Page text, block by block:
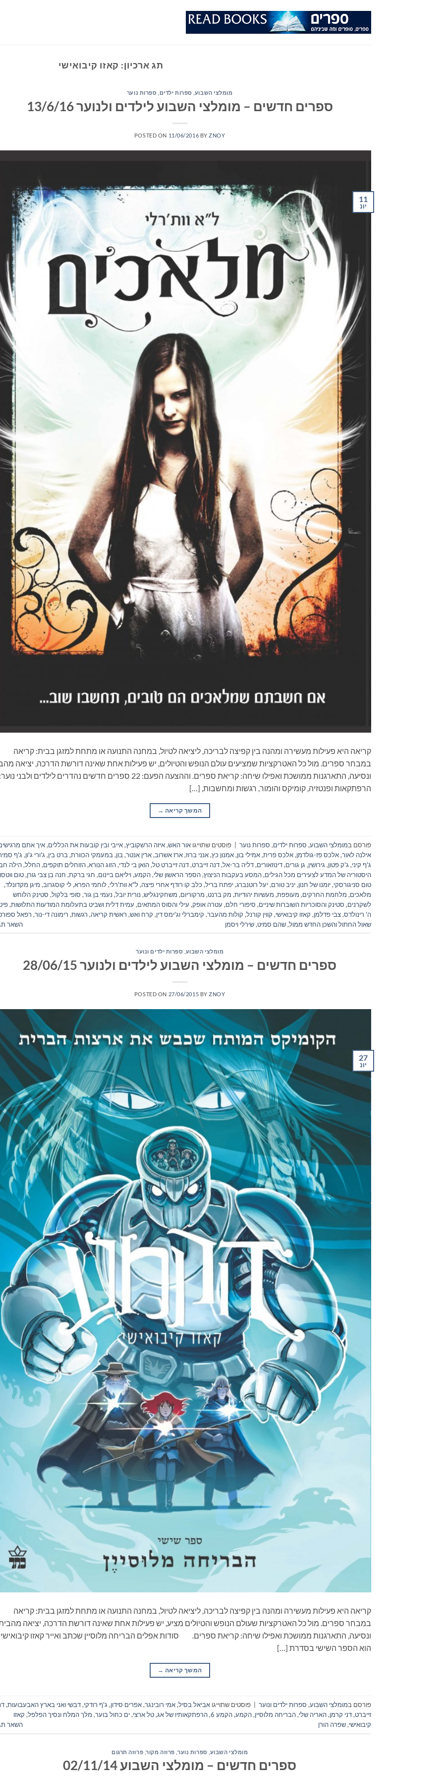
תג ארכיון: קאזו קיבואישי
מומלצי השבוע ספרות ילדים ספרות נוער
ספרים חדשים – מומלצי השבוע לילדים ולנוער 13/6/16
POSTED ON 11/06/2016 BYZNOY
11
יונ
קריאה היא פעילות מעשירה ומהנה בין קפיצה לבריכה, ליציאה לטיול, במחנה התנועה או מתחת למזגן בבית: קריאה
במבחר ספרים. מול כל האטרקציות שמציעים עולם הנופש והטיולים, יש פעילות אחת שאינה דורשת הדרכה, יציאה
ונסיעה, התארגנות ממושכת ואפילו שיחה: קריאת ספרים. וההצעה הפעם: 22 ספרים חדשים נהדרים לילדים ולבני נוער:
הרפתקאות ופנטזיה, קומיקס והומור, רגשות ומחשבות, […]
המשך קריאה →
פורסם במומלצי השבוע, ספרות ילדים, ספרות נוער פוסטים שתוייגו אור האש,איזה הרשקוביץ,אייבי ובין קובעות את הכללים,איך אתם
אילנה לאור,אלכס פז-גולדמן,אלכס פרית,אמילי בון,אמנון כץ,אנני ברוז,ארז אשרוב,ארין אנטר, בון, במעמקי הכוורת, ברט בין, ג'ורי ג'ון, ג'ף
ג'ף קיני, ג'ק פטון, גירושין, גן גורים,דינוזאורים,דליה בר-אל,דנה זייברט,דנה זייברט טל,הואן בי לנדי,הזוג הנורא,הזוחלים תוקפים,החלל,הילה
היסטוריה של המדע לצעירים מכל הגילים,המסע בעקבות הניצוץ,הספר הראשון שלי,הקמע,ויליאם ביינום, חגי ברקת, חנה בן צבי גורן,טום
טום סניגורסקי,יומנו של חנון,יניב טורם,יעל רוטנברג,יפתח בריל, כלב קו רודף אחרי פיצה,ל"א וות'רלי,לוחמי הפרא,לי קוסגרוב, מיגן מקדונלד,
מלאכים, מלחמת החרקים, מעופפת, מעשיות יהודיות, מק ברנט, מרקוריום, משחקינגליש, נורית יובל, נעמי בן גור, סופי בלקול, סטינק הלוחש
לשקרנים, סטינק והסוכריות השוברות שיניים, סיפורי חלם, עטרה אופק, עילי והסוס המתאים, עמית דלית ושביט בתעלומת המודעות התלושות,
ה' רינולדס,צבי פדלמן, קאזו קיבואישי, קווין קורנל, קולות מהעבר, קימברלי וג'ימס דין, קרח ואש, ראשית קריאה, רגשות, רימונה די-נור, רפאל
שאול החתול והשכן החדש ממול,שהם סמיט,שירלי ויסמן השאר
מומלצי השבוע ספרות ילדים ונוער
ספרים חדשים – מומלצי השבוע לילדים ולנוער 28/06/15
POSTED ON 27/06/2015 BYZNOY
27
יונ
קריאה היא פעילות מעשירה ומהנה בין קפיצה לבריכה, ליציאה לטיול, במחנה התנועה או מתחת למזגן בבית: קריאה
במבחר ספרים. מול כל האטרקציות שעולם הנופש והטיולים מציע, יש פעילות אחת שאינה דורשת הדרכה, יציאה
ונסיעה, התארגנות ממושכת ואפילו שיחה: קריאת ספרים. סודות אפלים הבריחה מלוסיין שכתב ואייר קאזו קיבואישי
הוא הספר השישי בסדרת […]
המשך קריאה →
פורסם במומלצי השבוע, ספרות ילדים ונוער פוסטים שתוייגו אביאל בסיל,אמי רובינגר,אפרים סידון, ג'ף רודקי,דבשי ואני בארץ האבעבועות,
זייברט,דני קרמן,האריה שלי,הבריחה מלוסיין,הקמע,הקמע 6 ,הרפתקאותיו של אג,טל ארצי,ים כחול בוער, מלך המלח ונסיך הפלפל, קאזו
קיבואישי,שפרה הורן השאר
מומלצי השבוע ספרות נוער, פרוזה מקור, פרוזה תרגום
ספרים חדשים – מומלצי השבוע 02/11/14